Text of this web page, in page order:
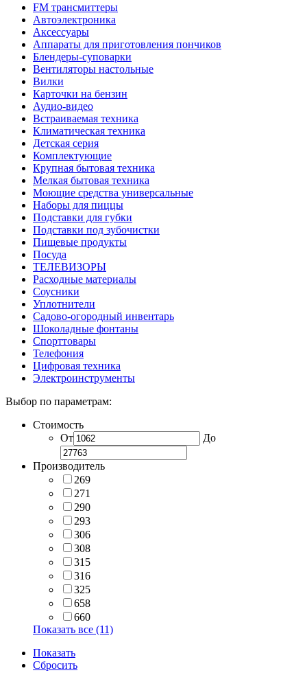
FM трансмиттеры
Автоэлектроника
Аксессуары
Аппараты для приготовления пончиков
Блендеры-суповарки
Вентиляторы настольные
Вилки
Карточки на бензин
Аудио-видео
Встраиваемая техника
Климатическая техника
Детская серия
Комплектующие
Крупная бытовая техника
Мелкая бытовая техника
Моющие средства универсальные
Наборы для пиццы
Подставки для губки
Подставки под зубочистки
Пищевые продукты
Посуда
ТЕЛЕВИЗОРЫ
Расходные материалы
Соусники
Уплотнители
Садово-огородный инвентарь
Шоколадные фонтаны
Спорттовары
Телефония
Цифровая техника
Электроинструменты
Выбор по параметрам:
Стоимость
От
До
Производитель
269
271
290
293
306
308
315
316
325
658
660
Показать все (11)
Показать
Сбросить